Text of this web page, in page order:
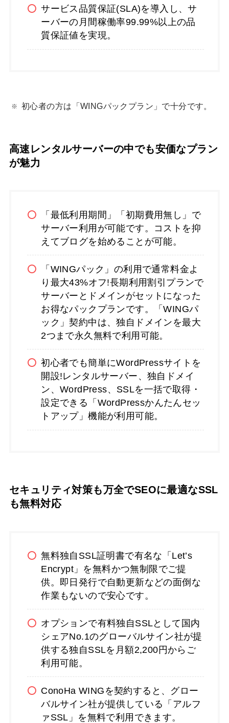
サービス品質保証(SLA)を導入し、サ
ーバーの月間稼働率99.99%以上の品
質保証値を実現。
初心者の方は「WINGパックプラン」で十分です。
高速レンタルサーバーの中でも安価なプラン
が魅力
「最低利用期間」「初期費用無し」で
サーバー利用が可能です。コストを抑
えてブログを始めることが可能。
「WINGパック」の利用で通常料金よ
り最大43%オフ!長期利用割引プランで
サーバーとドメインがセットになった
お得なパックプランです。「WINGパ
ック」契約中は、独自ドメインを最大
2つまで永久無料で利用可能。
初心者でも簡単にWordPressサイトを
開設!レンタルサーバー、独自ドメイ
ン、WordPress、SSLを一括で取得・
設定できる「WordPressかんたんセッ
トアップ」機能が利用可能。
セキュリティ対策も万全でSEOに最適なSSL
も無料対応
無料独自SSL証明書で有名な「Let’s
Encrypt」を無料かつ無制限でご提
供。即日発行で自動更新などの面倒な
作業もないので安心です。
オプションで有料独自SSLとして国内
シェアNo.1のグローバルサイン社が提
供する独自SSLを月額2,200円からご
利用可能。
ConoHa WINGを契約すると、グロー
バルサイン社が提供している「アルフ
ァSSL」を無料で利用できます。